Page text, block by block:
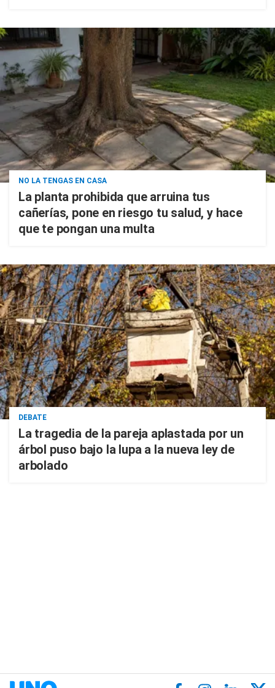
NO LA TENGAS EN CASA
La planta prohibida que arruina tus
cañerías, pone en riesgo tu salud, y hace
que te pongan una multa
DEBATE
La tragedia de la pareja aplastada por un
árbol puso bajo la lupa a la nueva ley de
arbolado